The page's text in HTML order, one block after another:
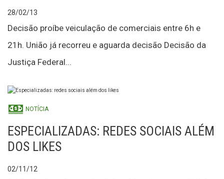
28/02/13
Decisão proíbe veiculação de comerciais entre 6h e
21h. União já recorreu e aguarda decisão Decisão da
Justiça Federal...
NOTÍCIA
ESPECIALIZADAS: REDES SOCIAIS ALÉM
DOS LIKES
02/11/12